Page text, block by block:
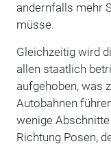
andernfalls mehr
müsse.
Gleichzeitig wird
allen staatlich
aufgehoben, was
Autobahnen
wenige
Richtung Posen,